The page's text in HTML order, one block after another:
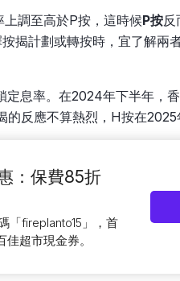
調至高於P按，這時候P按反
揭計劃或轉按時，宜了解兩
息率。在2024年下半年，
反應不算熱烈，H按在2025
：保費85折
「fireplanto15」，首
超市現金券。